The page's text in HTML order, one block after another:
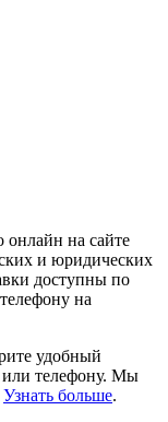
на сайте
и юридических
доступны по
на
удобный
или телефону. Мы
Узнать больше.